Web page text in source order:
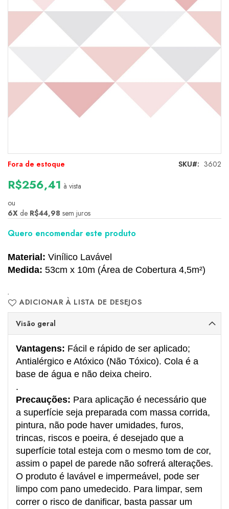
para
o
início
da
Galeria
de
imagens
Fora de estoque SKU 3602
R$256,41 à vista
ou
6X de R$44,98 sem juros
Quero encomendar este produto
Material: Vinílico Lavável
Medida: 53cm x 10m (Área de Cobertura 4,5m²)
.
ADICIONAR À LISTA DE DESEJOS
Visão geral
Vantagens: Fácil e rápido de ser aplicado;
Antialérgico e Atóxico (Não Tóxico). Cola é a
base de água e não deixa cheiro.
.
Precauções: Para aplicação é necessário que
a superfície seja preparada com massa corrida,
pintura, não pode haver umidades, furos,
trincas, riscos e poeira, é desejado que a
superfície total esteja com o mesmo tom de cor,
assim o papel de parede não sofrerá alterações.
O produto é lavável e impermeável, pode ser
limpo com pano umedecido. Para limpar, sem
correr o risco de danificar, basta passar um